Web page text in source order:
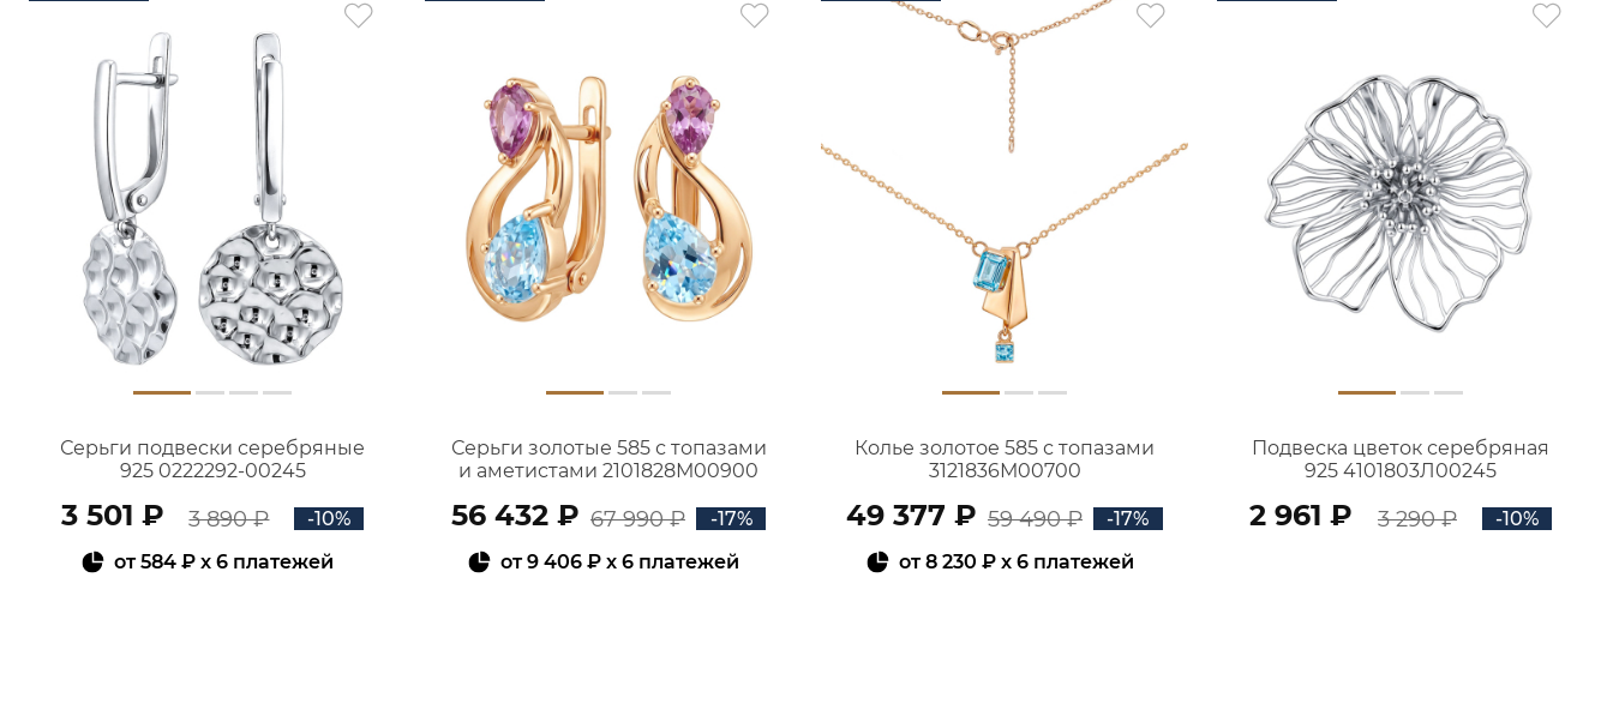
Серьги подвески серебряные
925 0222292-00245
3 501 ₽ 3 890 ₽
-10%
от584 ₽ x 6 платежей
Серьги золотые 585 с топазами
и аметистами 2101828М00900
56 432 ₽ 67 990 ₽
-17%
от9 406 ₽ x 6 платежей
Колье золотое 585 с топазами
3121836М00700
49 377 ₽ 59 490 ₽
-17%
от8 230 ₽x 6 платежей
Подвеска цветок серебряная
925 4101803Л00245
2 961 ₽ 3 290 ₽ -10%